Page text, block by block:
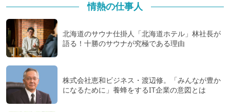
情熱の仕事人
北海道のサウナ仕掛人「北海道ホテル」林社長が
語る！十勝のサウナが究極である理由
株式会社恵和ビジネス・渡辺修。「みんなが豊か
になるために」養蜂をするIT企業の意図とは